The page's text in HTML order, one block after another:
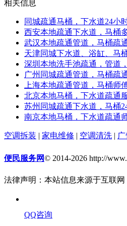
相关信息
同城疏通马桶，下水道24小
西安本地疏通下水道，马桶
武汉本地疏通管道，马桶疏
天津同城下水道、浴缸、马
深圳本地洗手池疏通，管道
广州同城疏通管道，马桶疏
上海本地疏通管道，马桶师
北京本地马桶，下水道疏通
苏州同城疏通下水道，马桶
南京本地马桶，下水道疏通
空调拆装 | 家电维修 | 空调清洗 |
便民服务网© 2014-2026 http://
法律声明：本站信息来源于互联
QQ咨询